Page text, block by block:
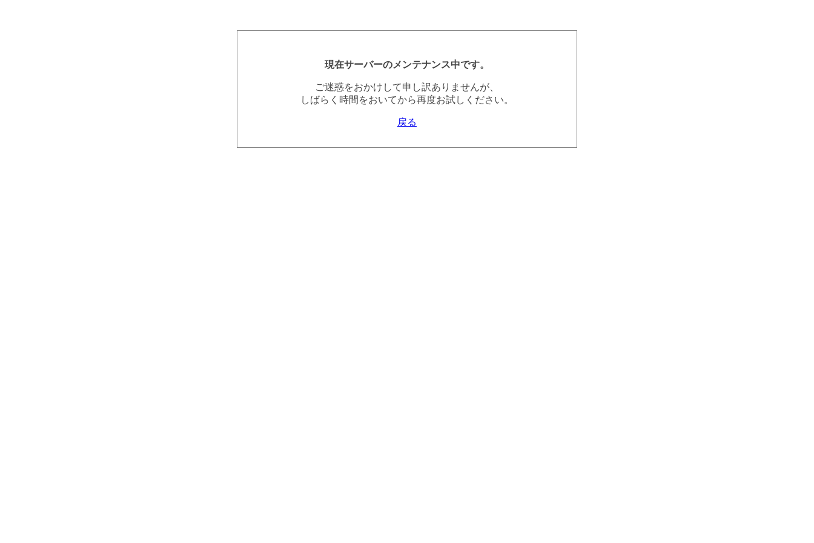
現在サーバーのメンテナンス中です。
ご迷惑をおかけして申し訳ありませんが、
しばらく時間をおいてから再度お試しください。
戻る